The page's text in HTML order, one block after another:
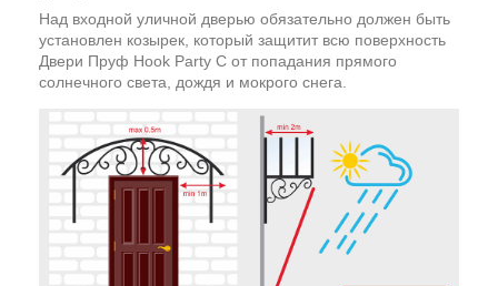
Над входной уличной дверью обязательно должен быть
установлен козырек, который защитит всю поверхность
Двери Пруф Hook Party C от попадания прямого
солнечного света, дождя и мокрого снега.